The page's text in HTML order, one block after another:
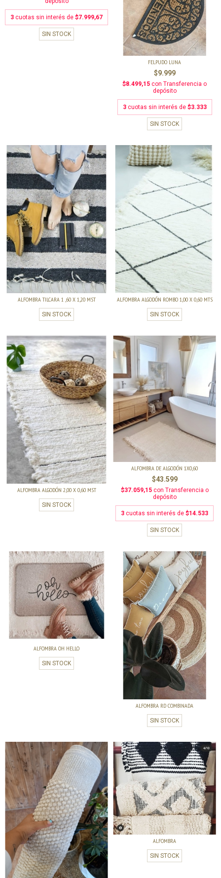
3 cuotas sin interés de $7.999,67
SIN STOCK
FELPUDO LUNA
$9.999
$8.499,15 con Transferencia o
depósito
3 cuotas sin interés de $3.333
SIN STOCK
ALFOMBRA TILCARA 1 ,60 X 1,20 MST
SIN STOCK
ALFOMBRA ALGODÓN ROMBO 1,00 X 0,60 MTS
SIN STOCK
ALFOMBRA ALGODÓN 2,00 X 0,60 MST
SIN STOCK
ALFOMBRA DE ALGODÓN 1X0,60
$43.599
$37.059,15 con Transferencia o
depósito
3 cuotas sin interés de $14.533
SIN STOCK
ALFOMBRA OH HELLO
SIN STOCK
ALFOMBRA RD COMBINADA
SIN STOCK
ALFOMBRA
SIN STOCK